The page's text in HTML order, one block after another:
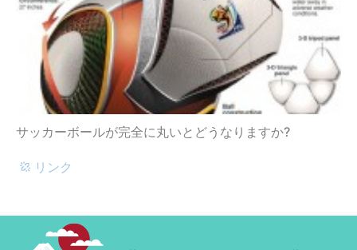
サッカーボールが完全に丸いとどうなりますか?
リンク